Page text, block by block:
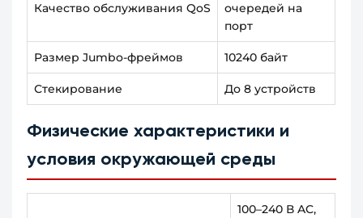
Качество обслуживания QoS
очередей на
порт
Размер Jumbo-фреймов 10240 байт
Стекирование До 8 устройств
Физические характеристики и
условия окружающей среды
100–240 В AC,